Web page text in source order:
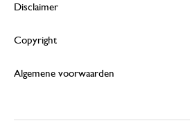
Disclaimer
Copyright
Algemene voorwaarden